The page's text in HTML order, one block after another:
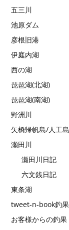
五三川
池原ダム
彦根旧港
伊庭内湖
西の湖
琵琶湖(北湖)
琵琶湖(南湖)
野洲川
矢橋帰帆島/人工島
瀬田川
瀬田川日記
六文銭日記
東条湖
tweet-n-book釣果
お客様からの釣果